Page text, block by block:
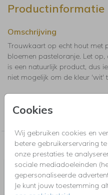
Cookies
Wij gebruiken cookies en
betere gebruikerservaring
onze prestaties te
sociale mediadoeleinden
gepersonaliseerde
Je kunt jouw toestemming
Productinformatie
Omschrijving
Trouwkaart op echt hout met
bloemen pasteloranje. Let
is een natuurlijk product, dus
niet mogelijk om de kleur 'wit'
Collectie
Nog meer in deze
BEDANKKAART